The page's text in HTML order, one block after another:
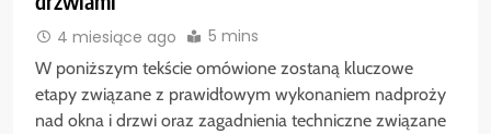
4 miesiące ago 5 mins
W poniższym tekście omówione zostaną kluczowe
etapy związane z prawidłowym wykonaniem nadproży
nad okna i drzwi oraz zagadnienia techniczne związane